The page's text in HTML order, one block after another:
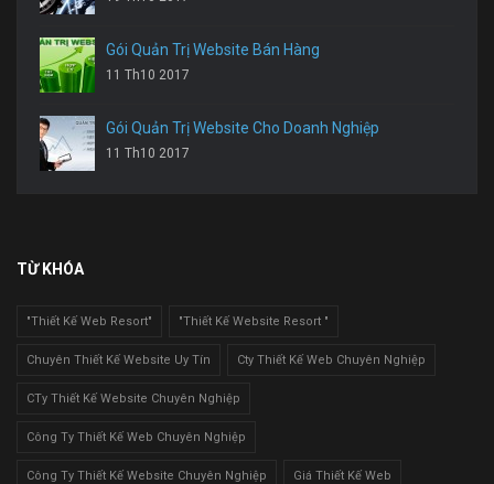
Gói Quản Trị Website Bán Hàng
11 Th10 2017
Gói Quản Trị Website Cho Doanh Nghiệp
11 Th10 2017
TỪ KHÓA
"Thiết Kế Web Resort" "Thiết Kế Website Resort "
Chuyên Thiết Kế Website Uy Tín Cty Thiết Kế Web Chuyên Nghiệp
CTy Thiết Kế Website Chuyên Nghiệp
Công Ty Thiết Kế Web Chuyên Nghiệp
Công Ty Thiết Kế Website Chuyên Nghiệp Giá Thiết Kế Web